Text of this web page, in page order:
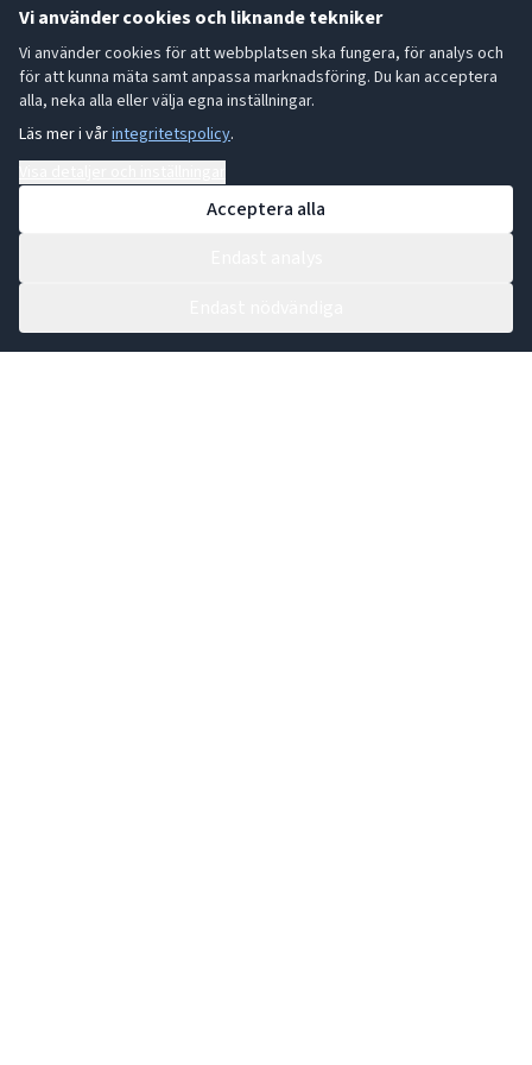
Vi använder cookies och liknande tekniker
Vi använder cookies för att webbplatsen ska fungera, för analys och
för att kunna mäta samt anpassa marknadsföring. Du kan acceptera
alla, neka alla eller välja egna inställningar.
Läs mer i vårintegritetspolicy.
Acceptera alla